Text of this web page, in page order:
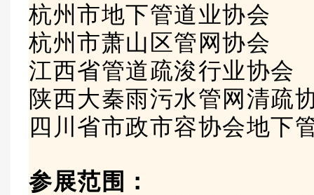
杭州市地下管道业协会
杭州市萧山区管网协会
江西省管道疏浚行业协会
陕西大秦雨污水管网清疏
四川省市政市容协会地下
参展范围：